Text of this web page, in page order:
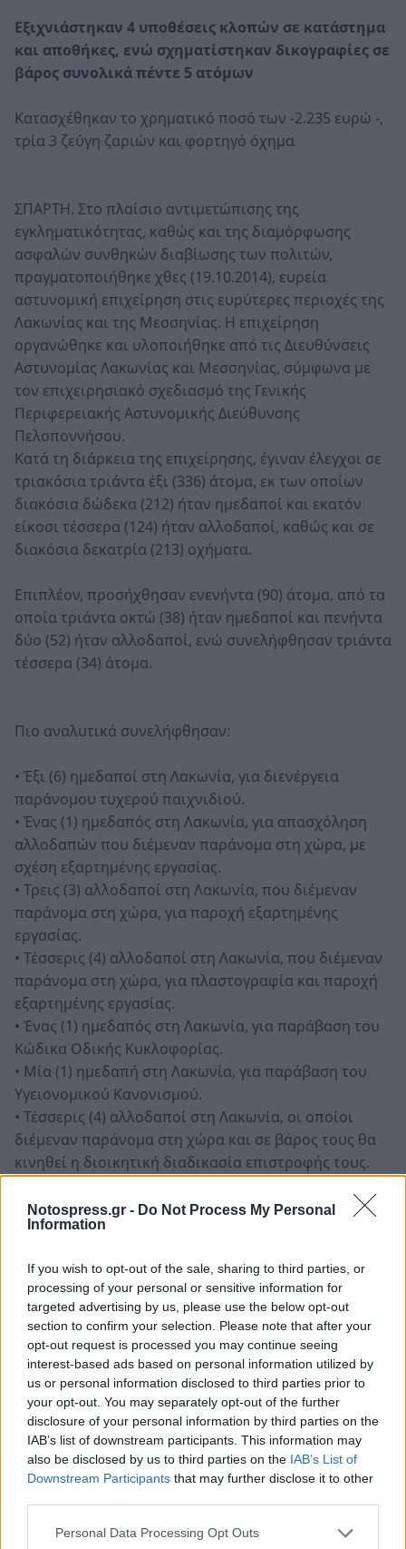
Notospress.gr - Do Not Process My Personal
Information
If you wish to opt-out of the sale, sharing to third parties, or
processing of your personal or sensitive information for
targeted advertising by us, please use the below opt-out
section to confirm your selection. Please note that after your
opt-out request is processed you may continue seeing
interest-based ads based on personal information utilized by
us or personal information disclosed to third parties prior to
your opt-out. You may separately opt-out of the further
disclosure of your personal information by third parties on the
IAB’s list of downstream participants. This information may
also be disclosed by us to third parties on the IAB’s List of
Downstream Participants that may further disclose it to other
Personal Data Processing Opt Outs
Εξιχνιάστηκαν 4 υποθέσεις κλοπών σε κατάστημα
και αποθήκες, ενώ σχηματίστηκαν δικογραφίες σε
βάρος συνολικά πέντε 5 ατόμων
Κατασχέθηκαν το χρηματικό ποσό των -2.235 ευρώ -,
τρία 3 ζεύγη ζαριών και φορτηγό όχημα
ΣΠΑΡΤΗ. Στο πλαίσιο αντιμετώπισης της
εγκληματικότητας, καθώς και της διαμόρφωσης
ασφαλών συνθηκών διαβίωσης των πολιτών,
πραγματοποιήθηκε χθες (19.10.2014), ευρεία
αστυνομική επιχείρηση στις ευρύτερες περιοχές της
Λακωνίας και της Μεσσηνίας. Η επιχείρηση
οργανώθηκε και υλοποιήθηκε από τις Διευθύνσεις
Αστυνομίας Λακωνίας και Μεσσηνίας, σύμφωνα με
τον επιχειρησιακό σχεδιασμό της Γενικής
Περιφερειακής Αστυνομικής Διεύθυνσης
Πελοποννήσου.
Κατά τη διάρκεια της επιχείρησης, έγιναν έλεγχοι σε
τριακόσια τριάντα έξι (336) άτομα, εκ των οποίων
διακόσια δώδεκα (212) ήταν ημεδαποί και εκατόν
είκοσι τέσσερα (124) ήταν αλλοδαποί, καθώς και σε
διακόσια δεκατρία (213) οχήματα.
Επιπλέον, προσήχθησαν ενενήντα (90) άτομα, από τα
οποία τριάντα οκτώ (38) ήταν ημεδαποί και πενήντα
δύο (52) ήταν αλλοδαποί, ενώ συνελήφθησαν τριάντα
τέσσερα (34) άτομα.
Πιο αναλυτικά συνελήφθησαν:
• Έξι (6) ημεδαποί στη Λακωνία, για διενέργεια
παράνομου τυχερού παιχνιδιού.
• Ένας (1) ημεδαπός στη Λακωνία, για απασχόληση
αλλοδαπών που διέμεναν παράνομα στη χώρα, με
σχέση εξαρτημένης εργασίας.
• Τρεις (3) αλλοδαποί στη Λακωνία, που διέμεναν
παράνομα στη χώρα, για παροχή εξαρτημένης
εργασίας.
• Τέσσερις (4) αλλοδαποί στη Λακωνία, που διέμεναν
παράνομα στη χώρα, για πλαστογραφία και παροχή
εξαρτημένης εργασίας.
• Ένας (1) ημεδαπός στη Λακωνία, για παράβαση του
Κώδικα Οδικής Κυκλοφορίας.
• Μία (1) ημεδαπή στη Λακωνία, για παράβαση του
Υγειονομικού Κανονισμού.
• Τέσσερις (4) αλλοδαποί στη Λακωνία, οι οποίοι
διέμεναν παράνομα στη χώρα και σε βάρος τους θα
κινηθεί η διοικητική διαδικασία επιστροφής τους.
ηλεκτρικής ενέργειας.
• Δύο (2) ημεδαποί στη Μεσσηνία, για παράβαση της
• Δύο (2) ημεδαποί και ένας (1) αλλοδαπός στη
Μεσσηνία, για παραβάσεις του Υγειονομικού
Κανονισμού.
• Τέσσερις (4) ημεδαποί ΡΟΜΑ στη Μεσσηνία, για
παράνομο υπαίθριο εμπόριο.
• Τρεις (3) αλλοδαποί στη Μεσσηνία, οι οποίοι
διέμεναν παράνομα στη χώρα και σε βάρος τους θα
κινηθεί η διοικητική διαδικασία επιστροφής τους.
Εξιχνιάστηκαν, μία (1) περίπτωση κλοπής σε
κατάστημα στη Σπάρτη Λακωνίας, καθώς και τρεις (3)
περιπτώσεις κλοπών σε αποθήκες σε τοπική